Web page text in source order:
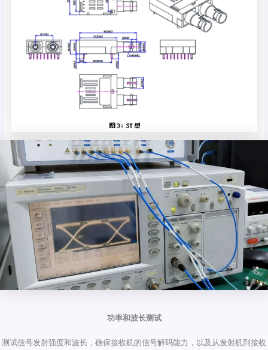
功率和波长测试
测试信号发射强度和波长，确保接收机的信号解码能力，以及从发射机到接收